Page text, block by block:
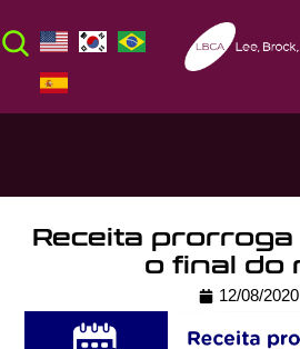
Receita
o final do
12/08/2020